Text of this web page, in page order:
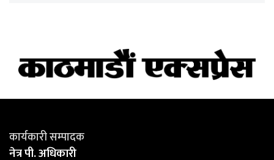
कार्यकारी सम्पादक
नेत्र पी. अधिकारी